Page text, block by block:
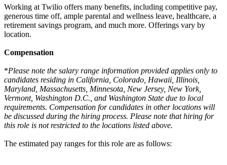
Working at Twilio offers many benefits, including competitive pay,
generous time off, ample parental and wellness leave, healthcare, a
retirement savings program, and much more. Offerings vary by
location.
Compensation
*Please note the salary range information provided applies only to
candidates residing in California, Colorado, Hawaii, Illinois,
Maryland, Massachusetts, Minnesota, New Jersey, New York,
Vermont, Washington D.C., and Washington State due to local
requirements. Compensation for candidates in other locations will
be discussed during the hiring process. Please note that hiring for
this role is not restricted to the locations listed above.
The estimated pay ranges for this role are as follows: